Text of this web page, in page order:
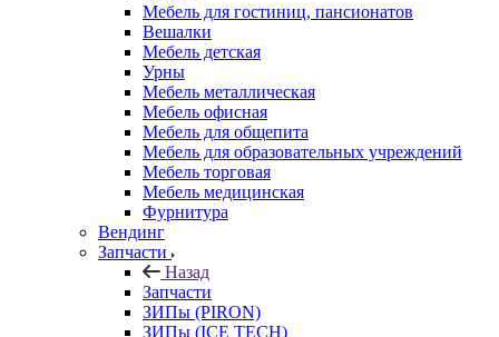
Мебель для гостиниц, пансионатов
Вешалки
Мебель детская
Урны
Мебель металлическая
Мебель офисная
Мебель для общепита
Мебель для образовательных учреждений
Мебель торговая
Мебель медицинская
Фурнитура
Вендинг
Запчасти
Назад
Запчасти
ЗИПы (PIRON)
ЗИПы (ICE TECH)